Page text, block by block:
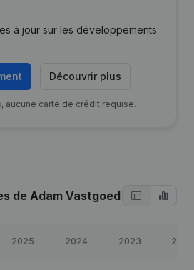
à jour sur les développements
Découvrir plus
aucune carte de crédit requise.
de Adam Vastgoed
2025 2024 2023 2022